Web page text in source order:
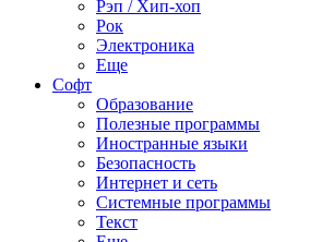
Рэп / Хип-хоп
Рок
Электроника
Еще
Софт
Образование
Полезные программы
Иностранные языки
Безопасность
Интернет и сеть
Системные программы
Текст